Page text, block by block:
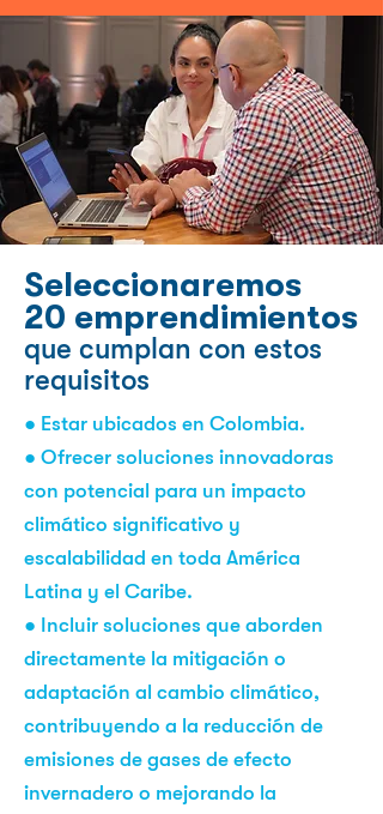
Seleccionaremos
20 emprendimientos
que cumplan con estos
requisitos
● Estar ubicados en Colombia.
● Ofrecer soluciones innovadoras
con potencial para un impacto
climático significativo y
escalabilidad en toda América
Latina y el Caribe.
● Incluir soluciones que aborden
directamente la mitigación o
adaptación al cambio climático,
contribuyendo a la reducción de
emisiones de gases de efecto
invernadero o mejorando la